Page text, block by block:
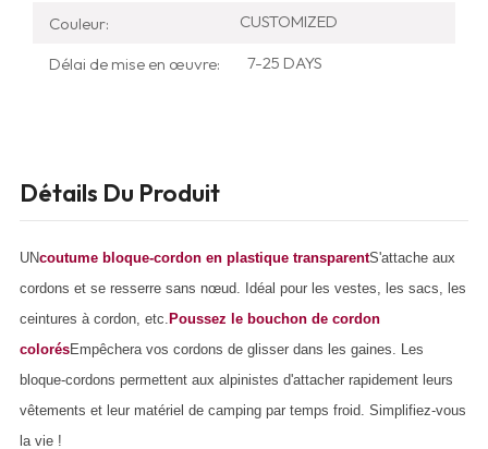
Couleur: CUSTOMIZED
Délai de mise en œuvre: 7-25 DAYS
Détails Du Produit
UNcoutume bloque-cordon en plastique transparentS'attache aux
cordons et se resserre sans nœud. Idéal pour les vestes, les sacs, les
ceintures à cordon, etc. Poussez le bouchon de cordon
colorésEmpêchera vos cordons de glisser dans les gaines. Les
bloque-cordons permettent aux alpinistes d'attacher rapidement leurs
vêtements et leur matériel de camping par temps froid. Simplifiez-vous
la vie !